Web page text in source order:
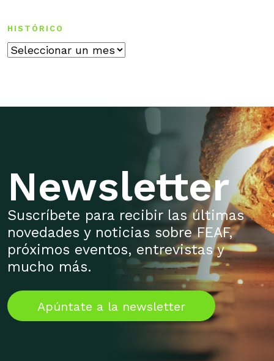
HISTÓRICO
Histórico
Newsletter
Suscríbete para recibir las últimas
novedades y noticias sobre FEAF,
próximos eventos, entrevistas y
mucho más.
Apúntate a la newsletter